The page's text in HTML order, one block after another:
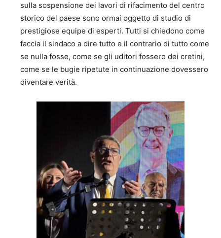
sulla sospensione dei lavori di rifacimento del centro
storico del paese sono ormai oggetto di studio di
prestigiose equipe di esperti. Tutti si chiedono come
faccia il sindaco a dire tutto e il contrario di tutto come
se nulla fosse, come se gli uditori fossero dei cretini,
come se le bugie ripetute in continuazione dovessero
diventare verità.